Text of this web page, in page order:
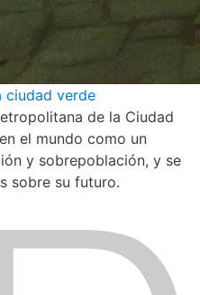
ciudad verde
de la Ciudad
el mundo como un
y sobrepoblación, y se
sobre su futuro.